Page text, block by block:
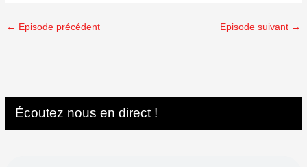
← Episode précédent Episode suivant →
Écoutez nous en direct !